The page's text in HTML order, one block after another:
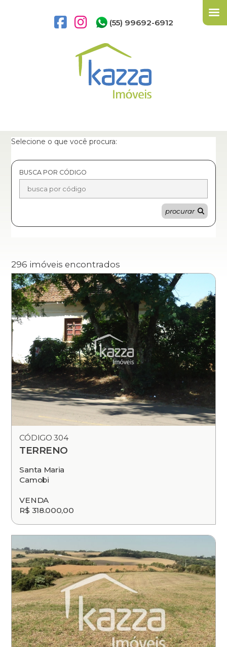
(55) 99692-6912
Selecione o que você procura:
BUSCA POR CÓDIGO
procurar
296 imóveis encontrados
CÓDIGO 304
TERRENO
Santa Maria
Camobi
VENDA
R$ 318.000,00